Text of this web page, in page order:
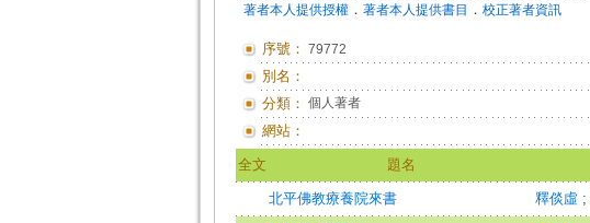
著者本人提供授權． 著者本人提供書目 ． 校正著者資訊
序號： 79772
別名：
分類： 個人著者
網站：
全文 題名
北平佛教療養院來書 釋倓虛 ;